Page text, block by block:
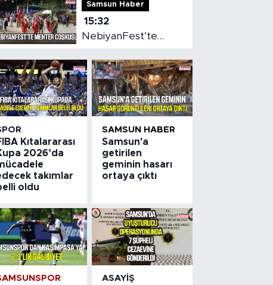
şüpheli cezaevine
gönderildi
Samsun Haber
15:32
NebiyanFest’te
mehter coşkusu,
spor heyecanı
Kıtalararası
2026’da
takımlar
oldu
SAMSUN HABER
Samsun'a
getirilen
geminin hasarı
ortaya çıktı
ASAYIŞ